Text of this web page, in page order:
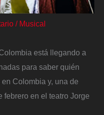
/ Musical
está llegando a
para saber quién
Colombia y, una de
febrero en el teatro Jorge